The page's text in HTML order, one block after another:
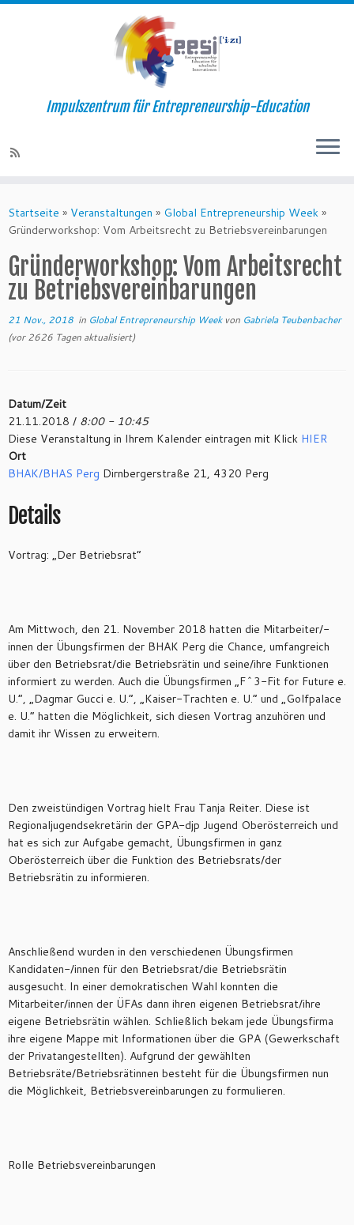
Impulszentrum für Entrepreneurship-Education
Startseite » Veranstaltungen » Global Entrepreneurship Week »
Gründerworkshop: Vom Arbeitsrecht zu Betriebsvereinbarungen
Gründerworkshop: Vom Arbeitsrecht
zu Betriebsvereinbarungen
21 Nov., 2018 in Global Entrepreneurship Week von Gabriela Teubenbacher
(vor 2626 Tagen aktualisiert)
Datum/Zeit
21.11.2018 / 8:00 - 10:45
Diese Veranstaltung in Ihrem Kalender eintragen mit Klick HIER
Ort
BHAK/BHAS Perg Dirnbergerstraße 21, 4320 Perg
Details
Vortrag: „Der Betriebsrat“
Am Mittwoch, den 21. November 2018 hatten die Mitarbeiter/-
innen der Übungsfirmen der BHAK Perg die Chance, umfangreich
über den Betriebsrat/die Betriebsrätin und seine/ihre Funktionen
informiert zu werden. Auch die Übungsfirmen „F^3-Fit for Future e.
U.“, „Dagmar Gucci e. U.“, „Kaiser-Trachten e. U.“ und „Golfpalace
e. U.“ hatten die Möglichkeit, sich diesen Vortrag anzuhören und
damit ihr Wissen zu erweitern.
Den zweistündigen Vortrag hielt Frau Tanja Reiter. Diese ist
Regionaljugendsekretärin der GPA-djp Jugend Oberösterreich und
hat es sich zur Aufgabe gemacht, Übungsfirmen in ganz
Oberösterreich über die Funktion des Betriebsrats/der
Betriebsrätin zu informieren.
Anschließend wurden in den verschiedenen Übungsfirmen
Kandidaten-/innen für den Betriebsrat/die Betriebsrätin
ausgesucht. In einer demokratischen Wahl konnten die
Mitarbeiter/innen der ÜFAs dann ihren eigenen Betriebsrat/ihre
eigene Betriebsrätin wählen. Schließlich bekam jede Übungsfirma
ihre eigene Mappe mit Informationen über die GPA (Gewerkschaft
der Privatangestellten). Aufgrund der gewählten
Betriebsräte/Betriebsrätinnen besteht für die Übungsfirmen nun
die Möglichkeit, Betriebsvereinbarungen zu formulieren.
Rolle Betriebsvereinbarungen